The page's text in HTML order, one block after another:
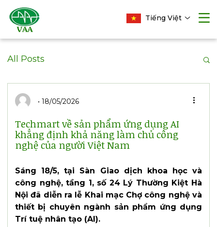
Tiếng Việt
All Posts
18/05/2026
Techmart về sản phẩm ứng dụng AI
khẳng định khả năng làm chủ công
nghệ của người Việt Nam
Sáng 18/5, tại Sàn Giao dịch khoa học và
công nghệ, tầng 1, số 24 Lý Thường Kiệt Hà
Nội đã diễn ra lễ Khai mạc Chợ công nghệ và
thiết bị chuyên ngành sản phẩm ứng dụng
Trí tuệ nhân tạo (AI).